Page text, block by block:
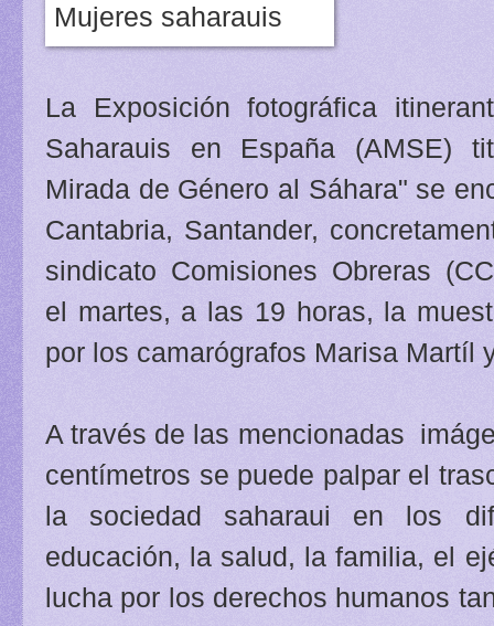
La Exposición fotográfica
Saharauis en España (AMSE)
Mirada de Género al Sáhara" se
Cantabria, Santander,
sindicato Comisiones Obreras
el martes, a las 19 horas, la
por los camarógrafos Marisa Martíl
A través de las mencionadas
centímetros se puede palpar el
la sociedad saharaui en los
educación, la salud, la familia, el
lucha por los derechos humanos